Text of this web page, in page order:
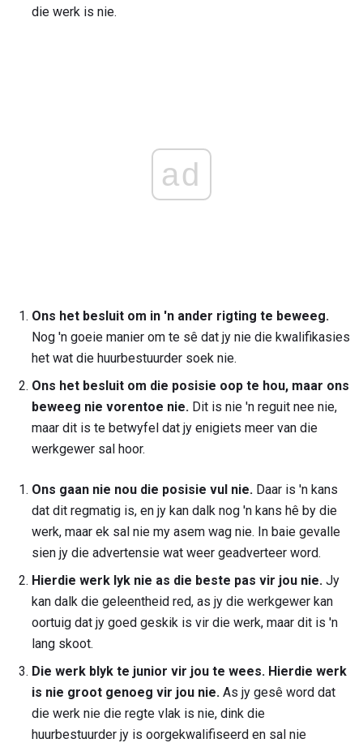
die werk is nie.
ad
Ons het besluit om in 'n ander rigting te beweeg.
Nog 'n goeie manier om te sê dat jy nie die kwalifikasies
het wat die huurbestuurder soek nie.
Ons het besluit om die posisie oop te hou, maar ons
beweeg nie vorentoe nie. Dit is nie 'n reguit nee nie,
maar dit is te betwyfel dat jy enigiets meer van die
werkgewer sal hoor.
Ons gaan nie nou die posisie vul nie. Daar is 'n kans
dat dit regmatig is, en jy kan dalk nog 'n kans hê by die
werk, maar ek sal nie my asem wag nie. In baie gevalle
sien jy die advertensie wat weer geadverteer word.
Hierdie werk lyk nie as die beste pas vir jou nie. Jy
kan dalk die geleentheid red, as jy die werkgewer kan
oortuig dat jy goed geskik is vir die werk, maar dit is 'n
lang skoot.
Die werk blyk te junior vir jou te wees. Hierdie werk
is nie groot genoeg vir jou nie. As jy gesê word dat
die werk nie die regte vlak is nie, dink die
huurbestuurder jy is oorgekwalifiseerd en sal nie